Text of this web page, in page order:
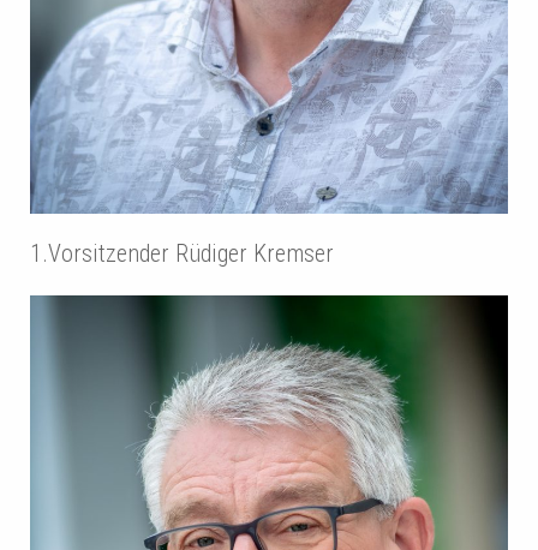
1.Vorsitzender Rüdiger Kremser